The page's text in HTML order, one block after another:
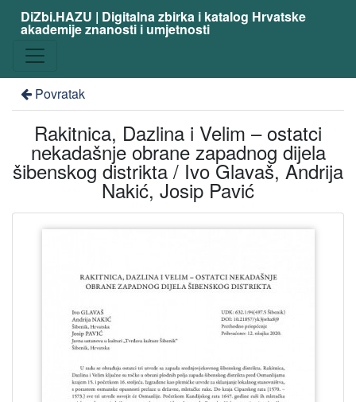
DiZbi.HAZU | Digitalna zbirka i katalog Hrvatske
akademije znanosti i umjetnosti
Povratak
Rakitnica, Dazlina i Velim – ostatci
nekadašnje obrane zapadnog dijela
šibenskog distrikta / Ivo Glavaš, Andrija
Nakić, Josip Pavić